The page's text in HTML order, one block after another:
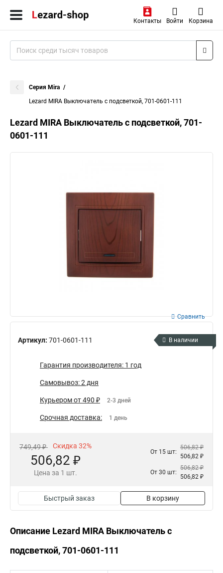
Контакты Войти Корзина
Серия Mira
Lezard MIRA Выключатель с подсветкой, 701-0601-111
Lezard MIRA Выключатель с подсветкой, 701-
0601-111
Артикул: 701-0601-111
Сравнить
В наличии
Гарантия производителя: 1 год
Самовывоз: 2 дня
Курьером от 490 ₽ 2-3 дней
Срочная доставка: 1 день
749,49 ₽ Скидка 32%
506,82 ₽
Цена за 1 шт.
От 15 шт:
506,82 ₽
506,82 ₽
От 30 шт:
506,82 ₽
506,82 ₽
Быстрый заказ В корзину
Описание Lezard MIRA Выключатель с
подсветкой, 701-0601-111